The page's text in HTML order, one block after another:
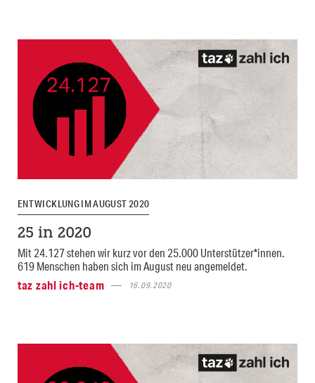
ENTWICKLUNG IM AUGUST 2020
25 in 2020
Mit 24.127 stehen wir kurz vor den 25.000 Unterstützer*innen.
619 Menschen haben sich im August neu angemeldet.
taz zahl ich-team
16.09.2020